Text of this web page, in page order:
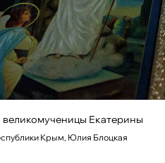
Екатерины
Крым, Юлия Блоцкая